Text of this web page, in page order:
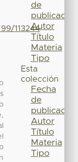
113244
de
publicación
Autor
Título
Materia
Tipo
Esta
colección
Fecha
de
publicación
Autor
Título
Materia
Tipo